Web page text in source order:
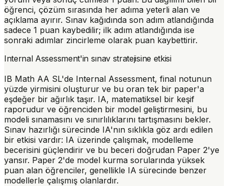
öğrenci, çözüm sırasında her adıma yeterli alan ve
açıklama ayırır. Sınav kağıdında son adım atlandığında
sadece 1 puan kaybedilir; ilk adım atlandığında ise
sonraki adımlar zincirleme olarak puan kaybettirir.
Internal Assessment'in sınav stratejisine etkisi
IB Math AA SL'de Internal Assessment, final notunun
yüzde yirmisini oluşturur ve bu oran tek bir paper'a
eşdeğer bir ağırlık taşır. IA, matematiksel bir keşif
raporudur ve öğrenciden bir model geliştirmesini, bu
modeli sınamasını ve sınırlılıklarını tartışmasını bekler.
Sınav hazırlığı sürecinde IA'nın sıklıkla göz ardı edilen
bir etkisi vardır: IA üzerinde çalışmak, modelleme
becerisini güçlendirir ve bu beceri doğrudan Paper 2'ye
yansır. Paper 2'de model kurma sorularında yüksek
puan alan öğrenciler, genellikle IA sürecinde benzer
modellerle çalışmış olanlardır.